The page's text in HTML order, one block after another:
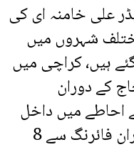
علی خامنہ ای کی
شہروں میں
ہیں، کراچی میں
کے دوران
احاطے میں داخل
ہوئے اور توڑ پھوڑ کی، اس دوران فائرنگ سے 8